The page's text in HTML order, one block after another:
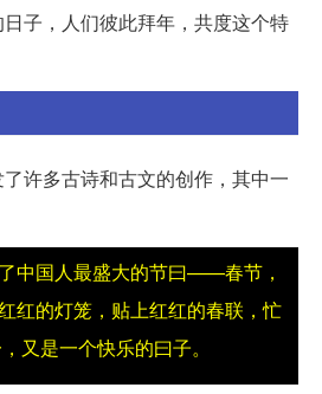
子，人们彼此拜年，共度这个特
许多古诗和古文的创作，其中一
中国人最盛大的节曰——春节，
红的灯笼，贴上红红的春联，忙
是一个快乐的曰子。